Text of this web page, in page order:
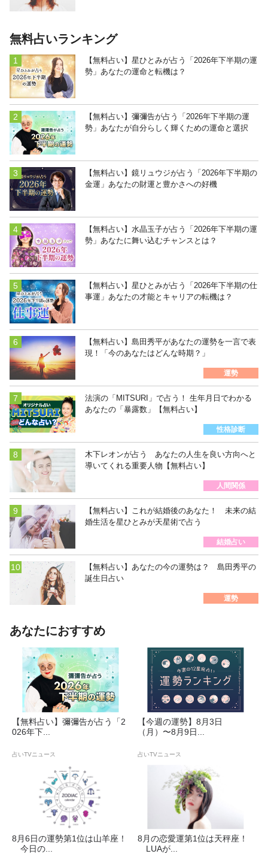
無料占いランキング
【無料占い】星ひとみが占う「2026年下半期の運
勢」あなたの運命と転機は？
【無料占い】彌彌告が占う「2026年下半期の運
勢」あなたが自分らしく輝くための運命と選択
【無料占い】鏡リュウジが占う「2026年下半期の
金運」あなたの財運と豊かさへの好機
【無料占い】水晶玉子が占う「2026年下半期の運
勢」あなたに舞い込むチャンスとは？
【無料占い】星ひとみが占う「2026年下半期の仕
事運」あなたの才能とキャリアの転機は？
【無料占い】島田秀平があなたの運勢を一言で表
現！「今のあなたはどんな時期？」
運勢
法演の「MITSURI」で占う！ 生年月日でわかる
あなたの「暴露数」【無料占い】
性格診断
木下レオンが占う あなたの人生を良い方向へと
導いてくれる重要人物【無料占い】
人間関係
【無料占い】これが結婚後のあなた！ 未来の結
婚生活を星ひとみが天星術で占う
結婚占い
【無料占い】あなたの今の運勢は？ 島田秀平の
誕生日占い
運勢
あなたにおすすめ
【無料占い】彌彌告が占う「2
026年下...
占いTVニュース
【今週の運勢】8月3日
（月）〜8月9日...
占いTVニュース
8月6日の運勢第1位は山羊座！
今日の...
8月の恋愛運第1位は天秤座！
LUAが...